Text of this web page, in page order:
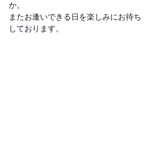
か。
またお逢いできる日を楽しみにお待ち
しております。